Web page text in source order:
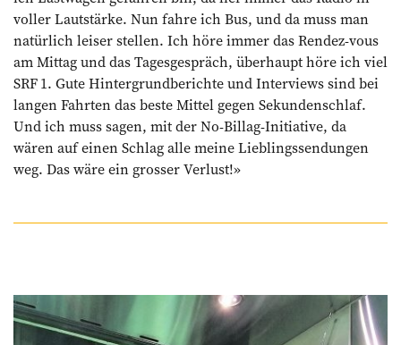
voller Lautstärke. Nun fahre ich Bus, und da muss man
natürlich leiser stellen. Ich höre immer das Rendez-vous
am Mittag und das Tagesgespräch, überhaupt höre ich viel
SRF 1. Gute Hintergrundberichte und Interviews sind bei
langen Fahrten das beste Mittel gegen Sekundenschlaf.
Und ich muss sagen, mit der No-Billag-Initiative, da
wären auf einen Schlag alle meine Lieblingssendungen
weg. Das wäre ein grosser Verlust!»